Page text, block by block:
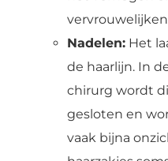
Nadelen: Het
de haarlijn. In
chirurg wordt
gesloten en
vaak bijna